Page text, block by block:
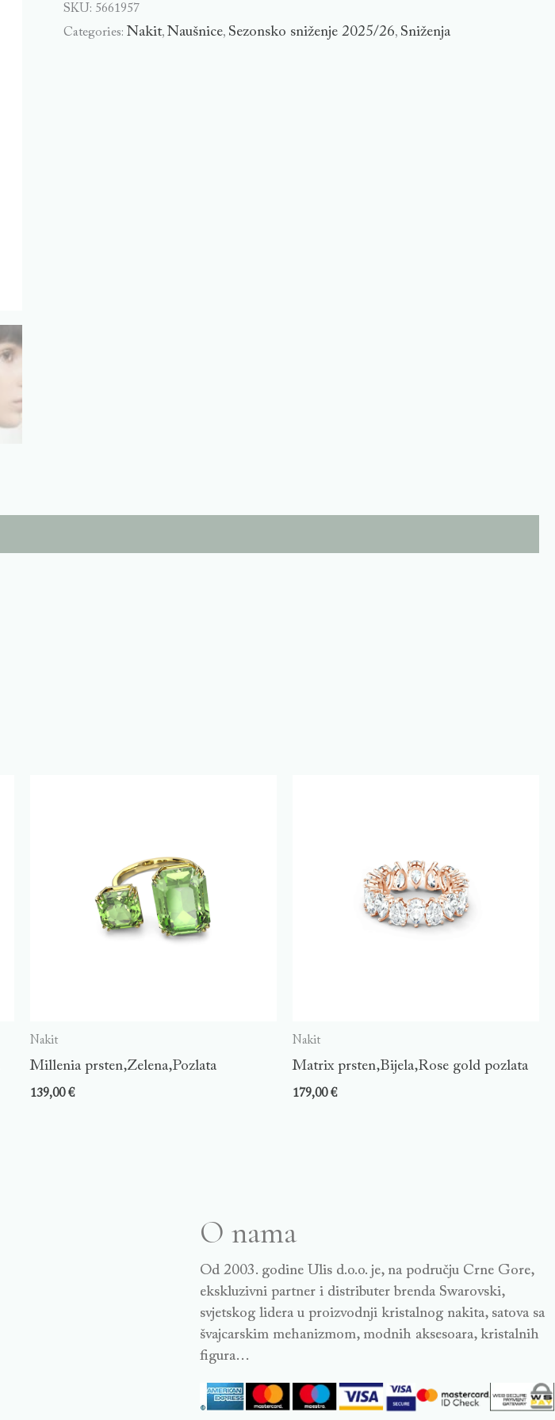
SKU: 5661957
Categories:Nakit,Naušnice, Sezonsko sniženje 2025/26, Sniženja
Nakit
Millenia prsten,Zelena,Pozlata
139,00€
Nakit
Matrix prsten,Bijela,Rose gold pozlata
179,00€
O nama
Od 2003. godine Ulis d.o.o. je, na području Crne Gore,
ekskluzivni partner i distributer brenda Swarovski,
svjetskog lidera u proizvodnji kristalnog nakita, satova sa
švajcarskim mehanizmom, modnih aksesoara, kristalnih
figura…